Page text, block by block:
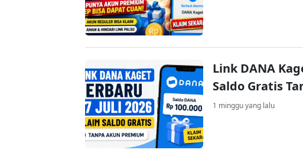
Link DANA
Saldo Gratis
1 minggu yang lalu